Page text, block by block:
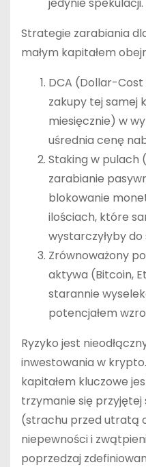
Strategie zarabiania
małym kapitałem
DCA (Dollar-
zakupy tej samej
miesięcznie) w
uśrednia cenę
Staking w pulach
zarabianie
blokowanie
ilościach, które
wystarczyłyby
Zrównoważony
aktywa (Bitcoin,
starannie
potencjałem
Ryzyko jest
inwestowania w
kapitałem kluczowe
trzymanie się przyjętej
(strachu przed utratą
niepewności i
poprzedzaj